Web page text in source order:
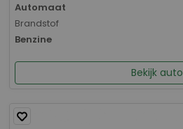
Automaat
Brandstof
Benzine
Bekijk auto